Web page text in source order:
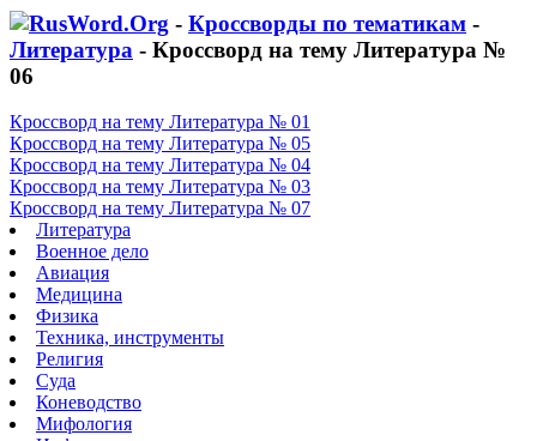
- Кроссворды по тематикам -
Литература - Кроссворд на тему Литература №
06
Кроссворд на тему Литература № 01
Кроссворд на тему Литература № 05
Кроссворд на тему Литература № 04
Кроссворд на тему Литература № 03
Кроссворд на тему Литература № 07
Литература
Военное дело
Авиация
Медицина
Физика
Техника, инструменты
Религия
Суда
Коневодство
Мифология